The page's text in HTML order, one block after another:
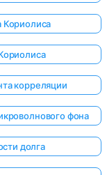
Кориолиса
корреляции
фона
долга